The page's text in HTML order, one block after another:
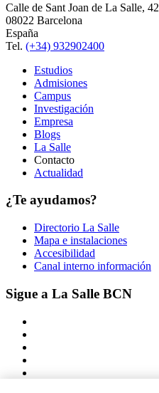
Calle de Sant Joan de La Salle, 42
08022 Barcelona
España
Tel. (+34) 932902400
Estudios
Admisiones
Campus
Investigación
Empresa
Blogs
La Salle
Contacto
Actualidad
¿Te ayudamos?
Directorio La Salle
Mapa e instalaciones
Accesibilidad
Canal interno información
Sigue a La Salle BCN